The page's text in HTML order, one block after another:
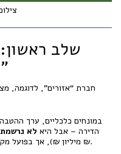
שלא קוראים לה הנחה”
הדירה – אבל היא לא
מיליון ₪), אך בפועל מקבל מהרוכש רק ערך נוכחי של כ-2.5 מיליון ₪.